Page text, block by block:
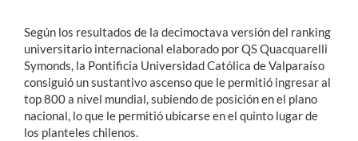
Según los resultados de la decimoctava versión del ranking
universitario internacional elaborado por QS Quacquarelli
Symonds, la Pontificia Universidad Católica de Valparaíso
consiguió un sustantivo ascenso que le permitió ingresar al
top 800 a nivel mundial, subiendo de posición en el plano
nacional, lo que le permitió ubicarse en el quinto lugar de
los planteles chilenos.